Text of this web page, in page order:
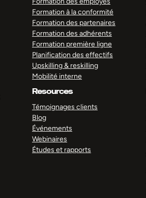
Formation à la conformité
Formation des partenaires
Formation des adhérents
Formation première ligne
Planification des effectifs
Upskilling & reskilling
Mobilité interne
Resources
Témoignages clients
Blog
Événements
Webinaires
Études et rapports